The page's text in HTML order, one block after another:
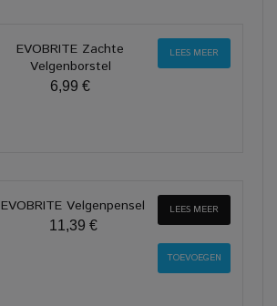
EVOBRITE Zachte
Velgenborstel
6,99 €
LEES MEER
EVOBRITE Velgenpensel
11,39 €
LEES MEER